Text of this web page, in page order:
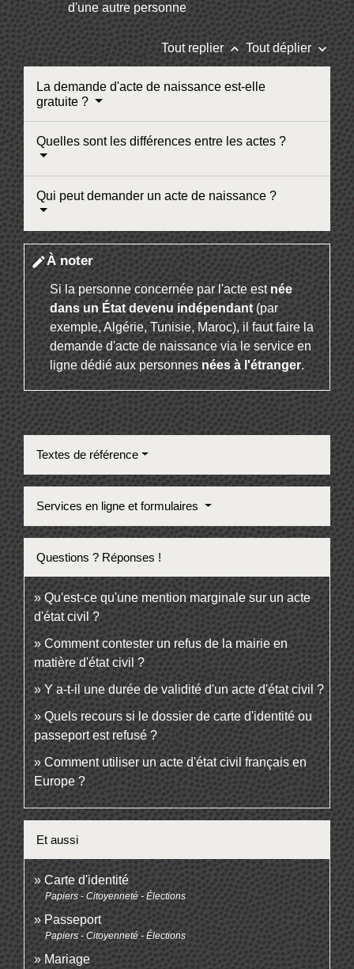
d'une autre personne
Tout replierkeyboard_arrow_up Tout déplierkeyboard_arrow_down
La demande d'acte de naissance est-elle
gratuite ?
Quelles sont les différences entre les actes ?
Qui peut demander un acte de naissance ?
editÀ noter
Si la personne concernée par l'acte estnée
dans un État devenu indépendant (par
exemple, Algérie, Tunisie, Maroc), il faut faire la
demande d'acte de naissance via le service en
ligne dédié aux personnes nées à l'étranger.
Textes de référence
Services en ligne et formulaires
Questions ? Réponses !
Qu'est-ce qu'une mention marginale sur un acte
d'état civil ?
Comment contester un refus de la mairie en
matière d'état civil ?
Y a-t-il une durée de validité d'un acte d'état civil ?
Quels recours si le dossier de carte d'identité ou
passeport est refusé ?
Comment utiliser un acte d'état civil français en
Europe ?
Et aussi
Carte d'identité
Papiers - Citoyenneté - Élections
Passeport
Papiers - Citoyenneté - Élections
Mariage